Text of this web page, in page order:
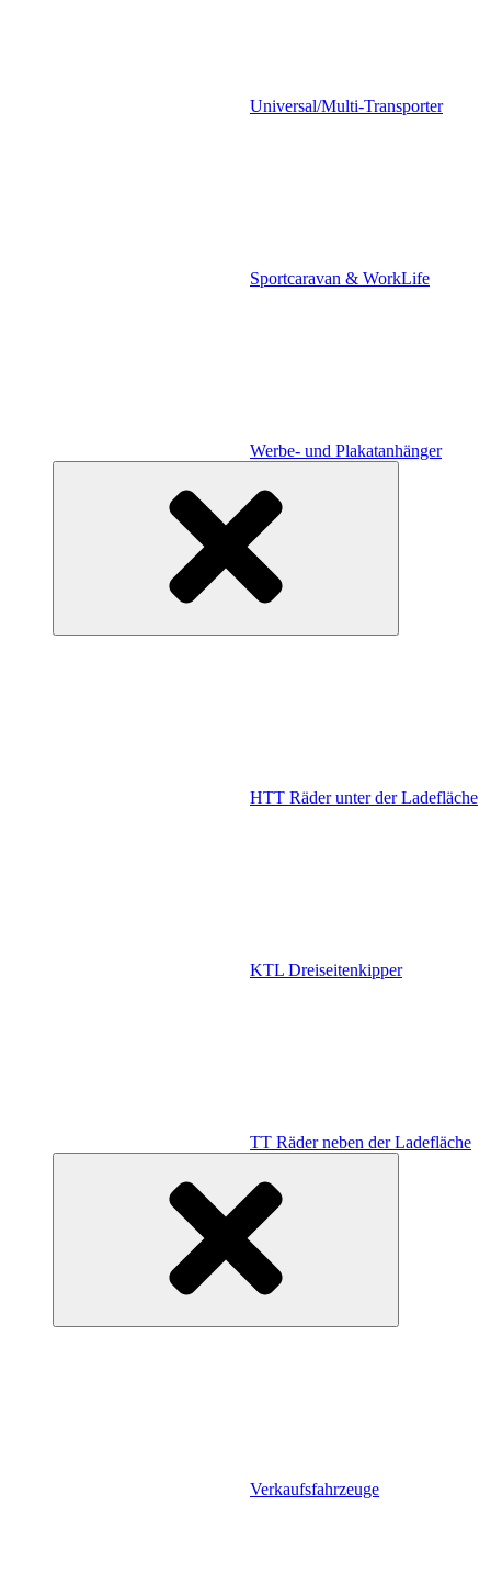
Universal/Multi-Transporter
Sportcaravan & WorkLife
Werbe- und Plakatanhänger
HTT Räder unter der Ladefläche
KTL Dreiseitenkipper
TT Räder neben der Ladefläche
Verkaufsfahrzeuge